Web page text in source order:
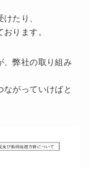
たり、
ります。
、弊社の取り組み
がっていけばと